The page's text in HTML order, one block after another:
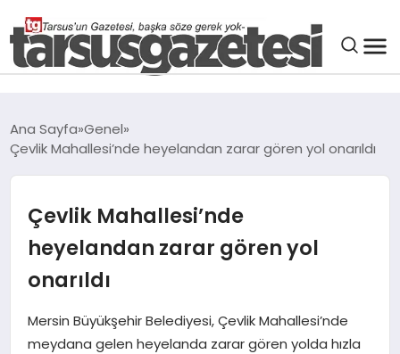
SPOR
ASAYIŞ
DÜNYA
SIYASET
Ana Sayfa Genel
Çevlik Mahallesi’nde heyelandan zarar gören yol onarıldı
Çevlik Mahallesi’nde
heyelandan zarar gören yol
onarıldı
Mersin Büyükşehir Belediyesi, Çevlik Mahallesi’nde
meydana gelen heyelanda zarar gören yolda hızla